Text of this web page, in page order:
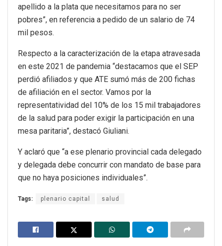
apellido a la plata que necesitamos para no ser
pobres”, en referencia a pedido de un salario de 74
mil pesos.
Respecto a la caracterización de la etapa atravesada
en este 2021 de pandemia “destacamos que el SEP
perdió afiliados y que ATE sumó más de 200 fichas
de afiliación en el sector. Vamos por la
representatividad del 10% de los 15 mil trabajadores
de la salud para poder exigir la participación en una
mesa paritaria”, destacó Giuliani.
Y aclaró que “a ese plenario provincial cada delegado
y delegada debe concurrir con mandato de base para
que no haya posiciones individuales”.
Tags: plenario capital salud